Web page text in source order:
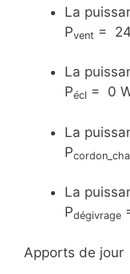
La
Pvent =
La
Pécl = 0
La
P
La
Pdégivrage
Apports de jour